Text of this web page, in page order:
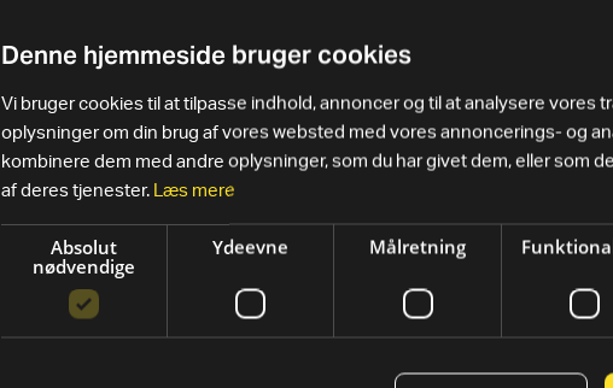
Denne hjemmeside bruger cookies
Vi bruger cookies til at tilpasse indhold, annoncer og til at analysere vores
oplysninger om din brug af vores websted med vores annoncerings- og
kombinere dem med andre oplysninger, som du har givet dem, eller som
af deres tjenester.
Læs mere
Absolut
nødvendige
Ydeevne Målretning